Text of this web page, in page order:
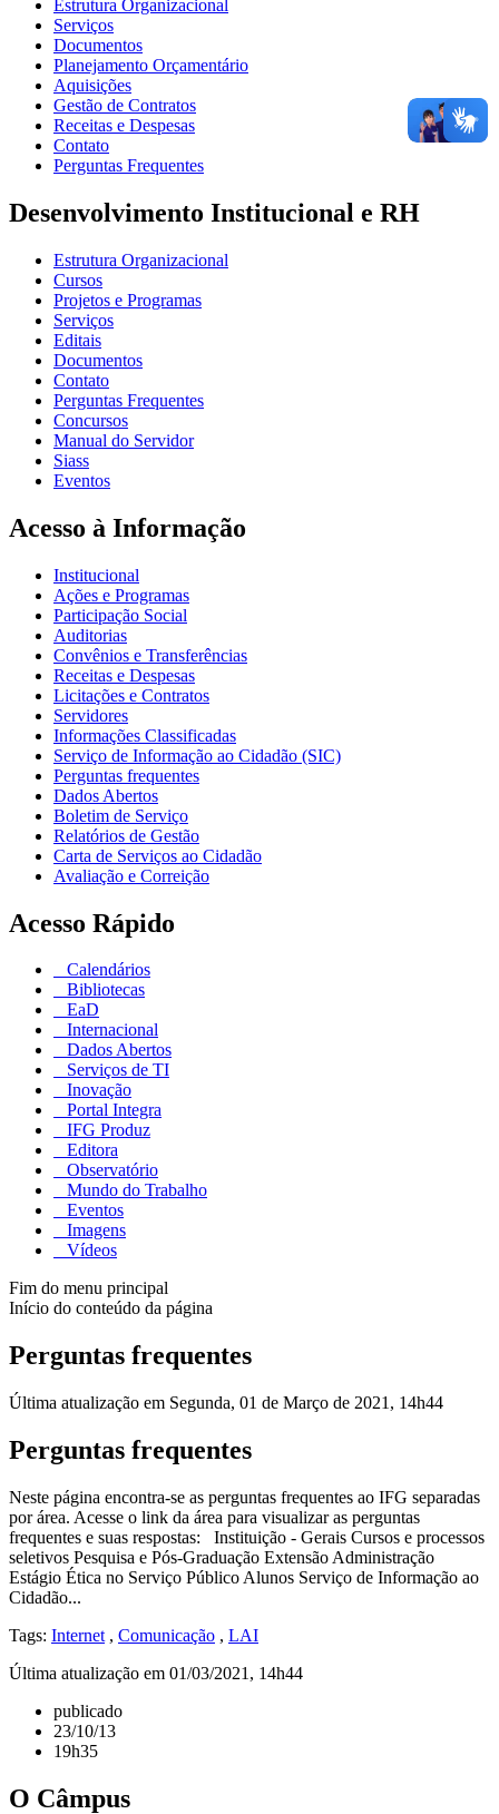
Estrutura Organizacional
Serviços
Documentos
Planejamento Orçamentário
Aquisições
Gestão de Contratos
Receitas e Despesas
Contato
Perguntas Frequentes
Desenvolvimento Institucional e RH
Estrutura Organizacional
Cursos
Projetos e Programas
Serviços
Editais
Documentos
Contato
Perguntas Frequentes
Concursos
Manual do Servidor
Siass
Eventos
Acesso à Informação
Institucional
Ações e Programas
Participação Social
Auditorias
Convênios e Transferências
Receitas e Despesas
Licitações e Contratos
Servidores
Informações Classificadas
Serviço de Informação ao Cidadão (SIC)
Perguntas frequentes
Dados Abertos
Boletim de Serviço
Relatórios de Gestão
Carta de Serviços ao Cidadão
Avaliação e Correição
Acesso Rápido
Calendários
Bibliotecas
EaD
Internacional
Dados Abertos
Serviços de TI
Inovação
Portal Integra
IFG Produz
Editora
Observatório
Mundo do Trabalho
Eventos
Imagens
Vídeos
Fim do menu principal
Início do conteúdo da página
Perguntas frequentes
Última atualização em Segunda, 01 de Março de 2021, 14h44
Perguntas frequentes
Neste página encontra-se as perguntas frequentes ao IFG separadas
por área. Acesse o link da área para visualizar as perguntas
frequentes e suas respostas: Instituição - Gerais Cursos e processos
seletivos Pesquisa e Pós-Graduação Extensão Administração
Estágio Ética no Serviço Público Alunos Serviço de Informação ao
Cidadão...
Tags: Internet , Comunicação , LAI
Última atualização em 01/03/2021, 14h44
publicado
23/10/13
19h35
O Câmpus